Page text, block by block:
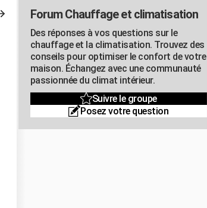
Forum Chauffage et climatisation
Des réponses à vos questions sur le
chauffage et la climatisation. Trouvez des
conseils pour optimiser le confort de votre
maison. Échangez avec une communauté
passionnée du climat intérieur.
Suivre le groupe
Posez votre question